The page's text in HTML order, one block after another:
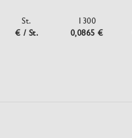
St.
€ / St.
1300
0,0865 €